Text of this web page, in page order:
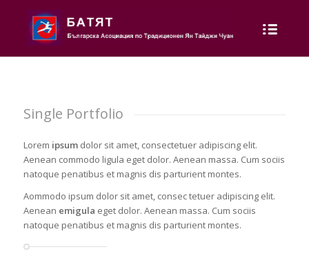
Single Portfolio
Lorem ipsumdolor sit amet, consectetuer adipiscing elit.
Aenean commodo ligula eget dolor. Aenean massa. Cum sociis
natoque penatibus et magnis dis parturient montes.
Aommodo ipsum dolor sit amet, consec tetuer adipiscing elit.
Aenean emigula eget dolor. Aenean massa. Cum sociis
natoque penatibus et magnis dis parturient montes.